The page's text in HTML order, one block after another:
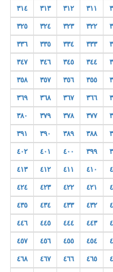
٣١١ ٣١٢ ٣١٣ ٣١٤
٣٢٢ ٣٢٣ ٣٢٤ ٣٢٥
٣٣٣ ٣٣٤ ٣٣٥ ٣٣٦
٣٤٤ ٣٤٥ ٣٤٦ ٣٤٧
٣٥٥ ٣٥٦ ٣٥٧ ٣٥٨
٣٦٦ ٣٦٧ ٣٦٨ ٣٦٩
٣٧٧ ٣٧٨ ٣٧٩ ٣٨٠
٣٨٨ ٣٨٩ ٣٩٠ ٣٩١
٣٩٩ ٤٠٠ ٤٠١ ٤٠٢
٤١٠ ٤١١ ٤١٢ ٤١٣
٤٢١ ٤٢٢ ٤٢٣ ٤٢٤
٤٣٢ ٤٣٣ ٤٣٤ ٤٣٥
٤٤٣ ٤٤٤ ٤٤٥ ٤٤٦
٤٥٤ ٤٥٥ ٤٥٦ ٤٥٧
٤٦٥ ٤٦٦ ٤٦٧ ٤٦٨